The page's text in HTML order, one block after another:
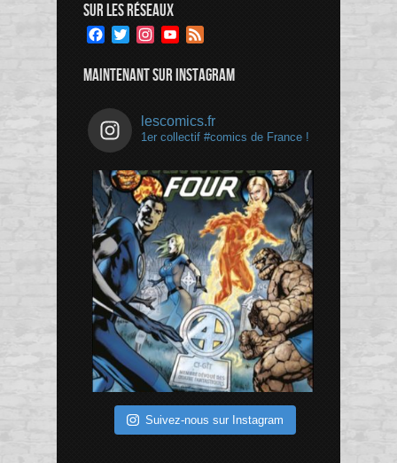
SUR LES RÉSEAUX
Facebook
TwitterInstagramYouTube
MAINTENANT SUR INSTAGRAM
lescomics.fr
1er collectif #comics de France !
Suivez-nous sur Instagram